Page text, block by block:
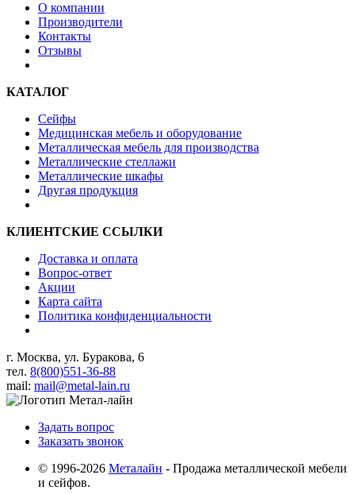
О компании
Производители
Контакты
Отзывы
КАТАЛОГ
Сейфы
Медицинская мебель и оборудование
Металлическая мебель для производства
Металлические стеллажи
Металлические шкафы
Другая продукция
КЛИЕНТСКИЕ ССЫЛКИ
Доставка и оплата
Вопрос-ответ
Акции
Карта сайта
Политика конфиденциальности
г. Москва, ул. Буракова, 6
тел. 8(800)551-36-88
mail: mail@metal-lain.ru
Задать вопрос
Заказать звонок
© 1996-2026 Металайн - Продажа металлической мебели
и сейфов.